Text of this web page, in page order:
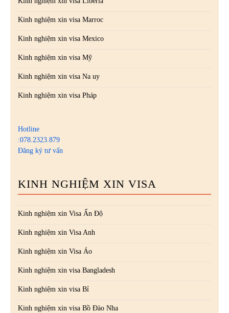
Kinh nghiệm xin visa Marroc
Kinh nghiệm xin visa Mexico
Kinh nghiệm xin visa Mỹ
Kinh nghiệm xin visa Na uy
Kinh nghiệm xin visa Pháp
Hotline
:078.2323.879
Đăng ký tư vấn
KINH NGHIỆM XIN VISA
Kinh nghiệm xin Visa Ấn Độ
Kinh nghiệm xin Visa Anh
Kinh nghiệm xin Visa Áo
Kinh nghiệm xin visa Bangladesh
Kinh nghiệm xin visa Bỉ
Kinh nghiệm xin visa Bồ Đào Nha